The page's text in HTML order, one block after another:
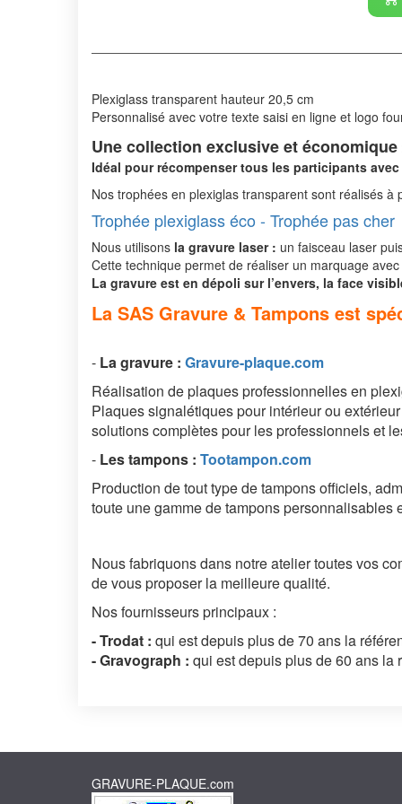
Plexiglass transparent hauteur 20,5 cm
Personnalisé avec votre texte saisi en ligne et logo
Une collection exclusive et économique
Idéal pour récompenser tous les participants
Nos trophées en plexiglas transparent sont réalisés
Trophée plexiglass éco - Trophée pas cher
Nous utilisons la gravure laser : un faisceau laser
Cette technique permet de réaliser un marquage
La gravure est en dépoli sur l’envers, la face
La SAS Gravure & Tampons est
- La gravure : Gravure-plaque.com
Réalisation de plaques professionnelles en
Plaques signalétiques pour intérieur ou
solutions complètes pour les professionnels et
- Les tampons : Tootampon.com
Production de tout type de tampons officiels,
toute une gamme de tampons
Nous fabriquons dans notre atelier toutes vos
de vous proposer la meilleure qualité.
Nos fournisseurs principaux :
- Trodat : qui est depuis plus de 70 ans la
- Gravograph : qui est depuis plus de 60 ans la
GRAVURE-PLAQUE.com